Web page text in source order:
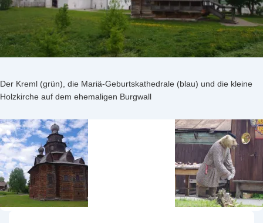
Der Kreml (grün), die Mariä-Geburtskathedrale (blau) und die kleine
Holzkirche auf dem ehemaligen Burgwall